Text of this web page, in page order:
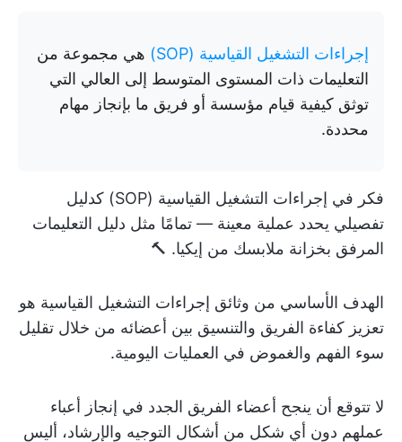
إجراءات التشغيل القياسية (SOP)
هي مجموعة من
التعليمات ذات المستوى المتوسط إلى العالي التي
توثق كيفية قيام مؤسسة أو فريق ما بإنجاز مهام
محددة.
فكر في إجراءات التشغيل القياسية (SOP) كدليل
تفصيلي يحدد عملية معينة — تمامًا مثل دليل التعليمات
المرفق بخزانة ملابسك من إيكيا. 🔨
الهدف الأساسي من وثائق إجراءات التشغيل القياسية هو
تعزيز كفاءة الفريق والتنسيق بين أعضائه من خلال تقليل
سوء الفهم والغموض في العمليات اليومية.
لا تتوقع أن ينجح أعضاء الفريق الجدد في إنجاز أعباء
عملهم دون أي شكل من أشكال التوجيه والإرشاد، أليس